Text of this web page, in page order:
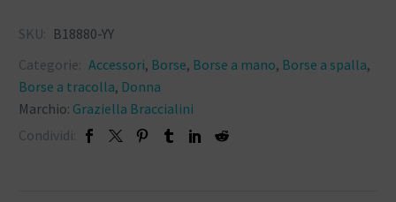
SKU: B18880-YY
Categorie: Accessori, Borse, Borse a mano, Borse a spalla,
Borse a tracolla, Donna
Marchio: Graziella Braccialini
Condividi: